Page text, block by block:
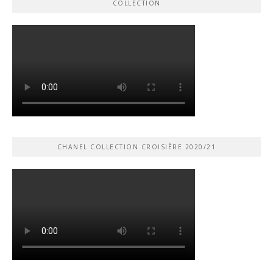
COLLECTION
CHANEL COLLECTION CROISIÈRE 2020/21